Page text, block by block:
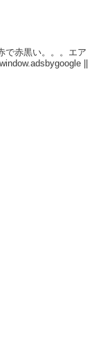
で赤黒い。。。エア
||